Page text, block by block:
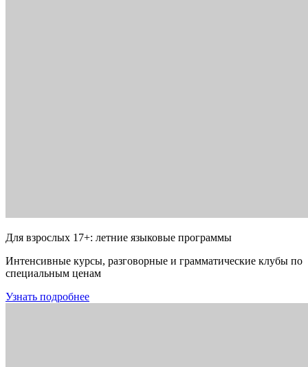
Для взрослых 17+: летние языковые программы
Интенсивные курсы, разговорные и грамматические клубы по
специальным ценам
Узнать подробнее